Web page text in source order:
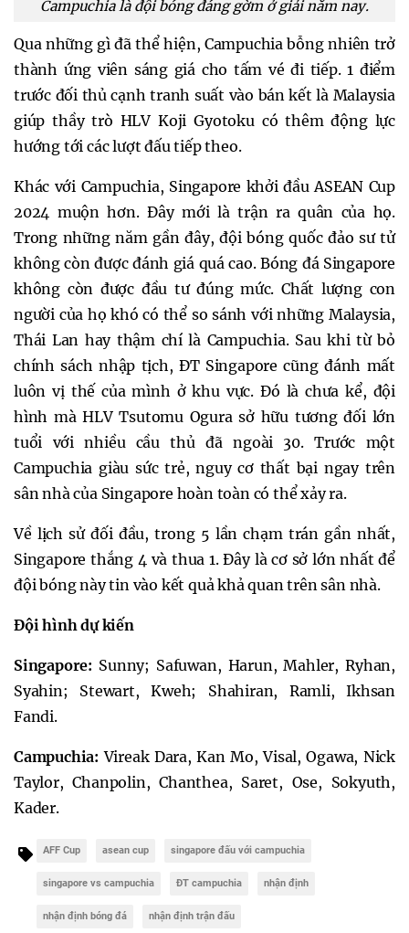
Campuchia là đội bóng đáng gờm ở giải năm nay.
Qua những gì đã thể hiện, Campuchia bỗng nhiên trở
thành ứng viên sáng giá cho tấm vé đi tiếp. 1 điểm
trước đối thủ cạnh tranh suất vào bán kết là Malaysia
giúp thầy trò HLV Koji Gyotoku có thêm động lực
hướng tới các lượt đấu tiếp theo.
Khác với Campuchia, Singapore khởi đầu ASEAN Cup
2024 muộn hơn. Đây mới là trận ra quân của họ.
Trong những năm gần đây, đội bóng quốc đảo sư tử
không còn được đánh giá quá cao. Bóng đá Singapore
không còn được đầu tư đúng mức. Chất lượng con
người của họ khó có thể so sánh với những Malaysia,
Thái Lan hay thậm chí là Campuchia. Sau khi từ bỏ
chính sách nhập tịch, ĐT Singapore cũng đánh mất
luôn vị thế của mình ở khu vực. Đó là chưa kể, đội
hình mà HLV Tsutomu Ogura sở hữu tương đối lớn
tuổi với nhiều cầu thủ đã ngoài 30. Trước một
Campuchia giàu sức trẻ, nguy cơ thất bại ngay trên
sân nhà của Singapore hoàn toàn có thể xảy ra.
Về lịch sử đối đầu, trong 5 lần chạm trán gần nhất,
Singapore thắng 4 và thua 1. Đây là cơ sở lớn nhất để
đội bóng này tin vào kết quả khả quan trên sân nhà.
Đội hình dự kiến
Singapore: Sunny; Safuwan, Harun, Mahler, Ryhan,
Syahin; Stewart, Kweh; Shahiran, Ramli, Ikhsan
Fandi.
Campuchia: Vireak Dara, Kan Mo, Visal, Ogawa, Nick
Taylor, Chanpolin, Chanthea, Saret, Ose, Sokyuth,
Kader.
AFF Cup asean cup singapore đấu với campuchia
singapore vs campuchia ĐT campuchia nhận định
nhận định bóng đá nhận định trận đấu